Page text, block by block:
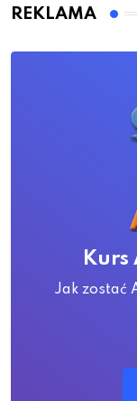
REKLAMA
Jak zostać